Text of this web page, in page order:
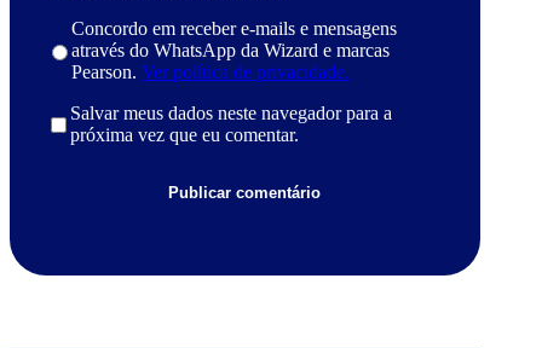
Concordo em receber e-mails e mensagens
através do WhatsApp da Wizard e marcas
Pearson. Ver política de privacidade.
Salvar meus dados neste navegador para a
próxima vez que eu comentar.